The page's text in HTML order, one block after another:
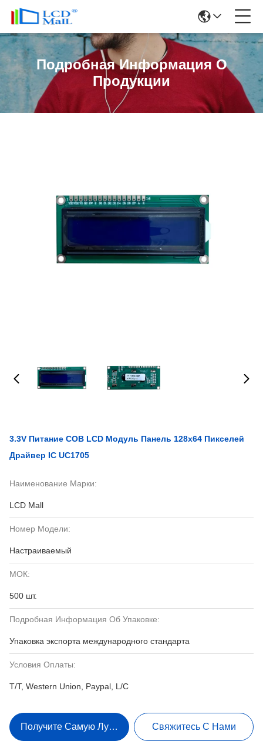
Подробная Информация О
Продукции
3.3V Питание COB LCD Модуль Панель 128x64 Пикселей
Драйвер IC UC1705
Наименование Марки:
LCD Mall
Номер Модели:
Настраиваемый
МОК:
500 шт.
Подробная Информация Об Упаковке:
Упаковка экспорта международного стандарта
Условия Оплаты:
T/T, Western Union, Paypal, L/C
Получите Самую Лучшую ЦенуСвяжитесь С Нами